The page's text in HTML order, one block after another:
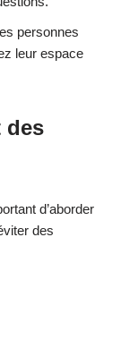
personnes
leur espace
des
d’aborder
des